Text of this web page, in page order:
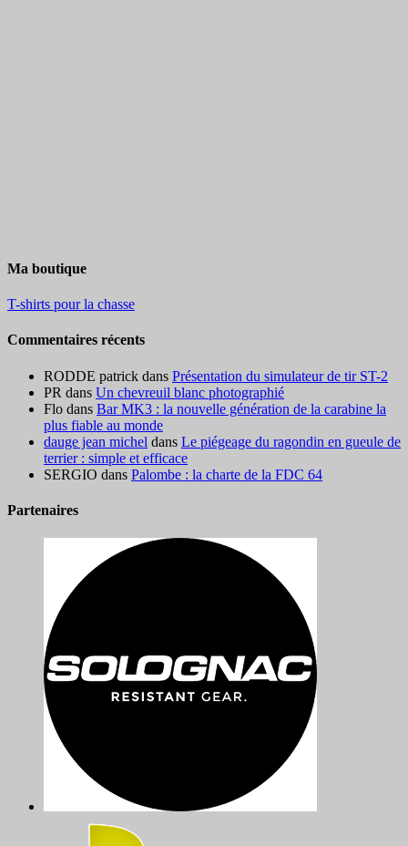
Ma boutique
T-shirts pour la chasse
Commentaires récents
RODDE patrick dans Présentation du simulateur de tir ST-2
PR dans Un chevreuil blanc photographié
Flo dans Bar MK3 : la nouvelle génération de la carabine la
plus fiable au monde
dauge jean michel dans Le piégeage du ragondin en gueule de
terrier : simple et efficace
SERGIO dans Palombe : la charte de la FDC 64
Partenaires